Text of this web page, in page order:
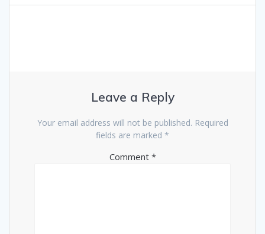
Leave a Reply
Your email address will not be published. Required
fields are marked *
Comment *